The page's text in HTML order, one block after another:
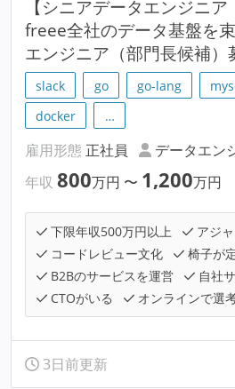
【シニアデータエンジニア
freee全社のデータ基盤を
エンジニア（部門長候補）
slack go go-lang
docker
…
雇用形態 正社員 データエン
年収 800万円 〜 1,200万円
下限年収500万円以上
アジ
コードレビュー文化
椅子が
B2Bのサービスを運営
自社
CTOがいる
オンラインで選
3日前更新